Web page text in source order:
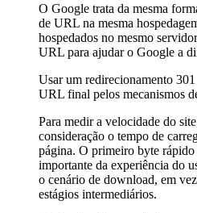
O Google trata da mesma
de URL na mesma
hospedados no mesmo
URL para ajudar o Google a
Usar um redirecionamento
URL final pelos mecanismos
Para medir a velocidade do
consideração o tempo de
página. O primeiro byte
importante da experiência do
o cenário de download, em
estágios intermediários.